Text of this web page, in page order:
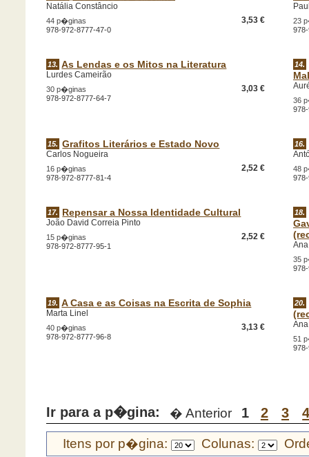
Natália Constâncio
3,53 €
44 p�ginas
978-972-8777-47-0
23
13. As Lendas e os Mitos na Literatura
Lurdes Cameirão
3,03 €
30 p�ginas
978-972-8777-64-7
14.
36
15. Grafitos Literários e Estado Novo
Carlos Nogueira
2,52 €
16 p�ginas
978-972-8777-81-4
16.
48
17. Repensar a Nossa Identidade Cultural
João David Correia Pinto
2,52 €
15 p�ginas
978-972-8777-95-1
18.
35
19. A Casa e as Coisas na Escrita de Sophia
Marta Linel
3,13 €
40 p�ginas
978-972-8777-96-8
20.
51
Ir para a p�gina: � Anterior 1 2 3
Itens por p�gina: Colunas: